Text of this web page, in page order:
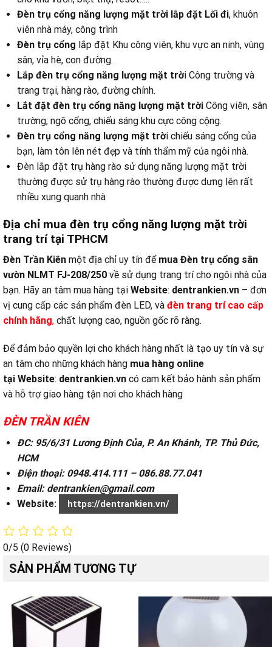
Đèn trụ cổng năng lượng mặt trời lắp đặt Lối đi, khuôn
viên nhà máy, công trình
Đèn trụ cổng lắp đặt Khu công viên, khu vực an ninh, vùng
sân, vỉa hè, con đường.
Lắp đèn trụ cổng năng lượng mặt trời Công trường và
trang trại, hàng rào, đường chính.
Lắt đặt đèn trụ cổng năng lượng mặt trời Công viên, sân
trường, ngõ cổng, chiếu sáng khu cực công cộng.
Đèn trụ cổng năng lượng mặt trời chiếu sáng cổng của
bạn, làm tôn lên nét đẹp và tính thẩm mỹ của ngôi nhà.
Đèn lắp đặt trụ hàng rào sử dụng năng lượng mặt trời
thường được sử trụ hàng rào thường được dưng lên rất
nhiều xung quanh nhà
Địa chỉ mua đèn trụ cổng năng lượng mặt trời
trang trí tại TPHCM
Đèn Trần Kiên một địa chỉ uy tín để mua Đèn trụ cổng sân
vườn NLMT FJ-208/250 về sử dụng trang trí cho ngôi nhà của
bạn. Hãy an tâm mua hàng tại Website: dentrankien.vn – đơn
vị cung cấp các sản phẩm đèn LED, và đèn trang trí cao cấp
chính hãng, chất lượng cao, nguồn gốc rõ ràng.
Để đảm bảo quyền lợi cho khách hàng nhất là tạo uy tín và sự
an tâm cho những khách hàng mua hàng online
tại Website: dentrankien.vn có cam kết bảo hành sản phẩm
và hỗ trợ giao hàng tận nơi cho khách hàng
ĐÈN TRẦN KIÊN
ĐC: 95/6/31 Lương Định Của, P. An Khánh, TP. Thủ Đức,
HCM
Điện thoại: 0948.414.111 – 086.88.77.041
Email: dentrankien@gmail.com
Website:
https://dentrankien.vn/
0/5 (0 Reviews)
SẢN PHẨM TƯƠNG TỰ